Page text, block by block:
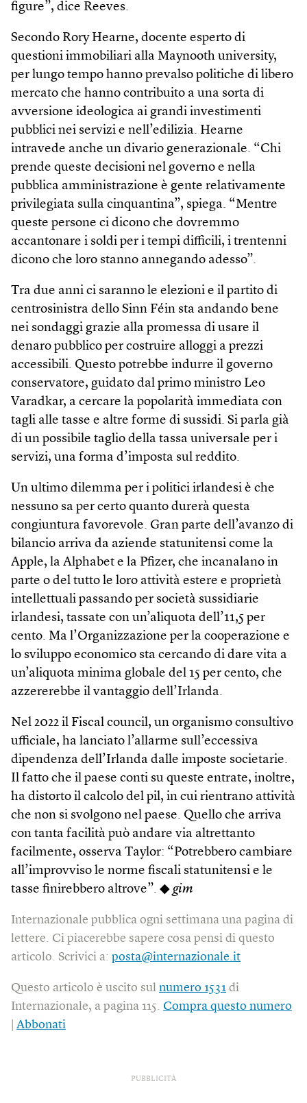
figure”, dice Reeves.
Secondo Rory Hearne, docente esperto di
questioni immobiliari alla Maynooth university,
per lungo tempo hanno prevalso politiche di libero
mercato che hanno contribuito a una sorta di
avversione ideologica ai grandi investimenti
pubblici nei servizi e nell’edilizia. Hearne
intravede anche un divario generazionale. “Chi
prende queste decisioni nel governo e nella
pubblica amministrazione è gente relativamente
privilegiata sulla cinquantina”, spiega. “Mentre
queste persone ci dicono che dovremmo
accantonare i soldi per i tempi difficili, i trentenni
dicono che loro stanno annegando adesso”.
Tra due anni ci saranno le elezioni e il partito di
centrosinistra dello Sinn Féin sta andando bene
nei sondaggi grazie alla promessa di usare il
denaro pubblico per costruire alloggi a prezzi
accessibili. Questo potrebbe indurre il governo
conservatore, guidato dal primo ministro Leo
Varadkar, a cercare la popolarità immediata con
tagli alle tasse e altre forme di sussidi. Si parla già
di un possibile taglio della tassa universale per i
servizi, una forma d’imposta sul reddito.
Un ultimo dilemma per i politici irlandesi è che
nessuno sa per certo quanto durerà questa
congiuntura favorevole. Gran parte dell’avanzo di
bilancio arriva da aziende statunitensi come la
Apple, la Alphabet e la Pfizer, che incanalano in
parte o del tutto le loro attività estere e proprietà
intellettuali passando per società sussidiarie
irlandesi, tassate con un’aliquota dell’11,5 per
cento. Ma l’Organizzazione per la cooperazione e
lo sviluppo economico sta cercando di dare vita a
un’aliquota minima globale del 15 per cento, che
azzererebbe il vantaggio dell’Irlanda.
Nel 2022 il Fiscal council, un organismo consultivo
ufficiale, ha lanciato l’allarme sull’eccessiva
dipendenza dell’Irlanda dalle imposte societarie.
Il fatto che il paese conti su queste entrate, inoltre,
ha distorto il calcolo del pil, in cui rientrano attività
che non si svolgono nel paese. Quello che arriva
con tanta facilità può andare via altrettanto
facilmente, osserva Taylor: “Potrebbero cambiare
all’improvviso le norme fiscali statunitensi e le
tasse finirebbero altrove”. ◆ gim
Internazionale pubblica ogni settimana una pagina di
lettere. Ci piacerebbe sapere cosa pensi di questo
articolo. Scrivici a: posta@internazionale.it
Questo articolo è uscito sul numero 1531 di
Internazionale, a pagina 115. Compra questo numero
Abbonati
PUBBLICITÀ